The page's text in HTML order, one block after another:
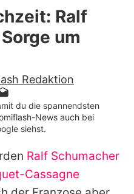
Serien
Liebe
Exklusiv
Promiflash
Ralf
um
Redaktion
du die spannendsten
News auch bei
siehst.
Ralf Schumacher
Cassagne